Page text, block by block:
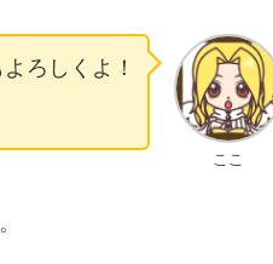
ここ
ろしくよ！